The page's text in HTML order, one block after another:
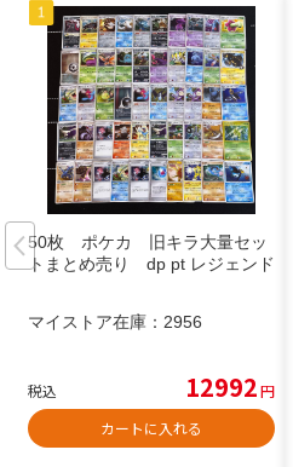
50枚 ポケカ 旧キラ大量セッ
トまとめ売り dp pt レジェンド
マイストア在庫： 2956
税込 12992円
カートに入れる